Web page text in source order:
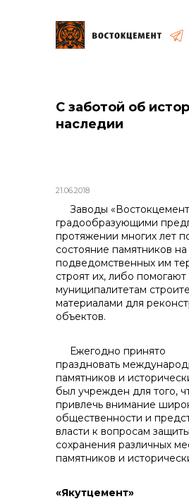
общая информация
объявленные
реализация
контакты отдела
С заботой об
наследии
21.06.2018
Заводы
градообразующими
протяжении многих лет
состояние памятников на
подведомственных им
строят их, либо помогают
муниципалитетам
материалами для
объектов.
Ежегодно принято
праздновать
памятников и
был учрежден для того,
привлечь внимание
общественности и
власти к вопросам
сохранения различных
памятников и
«Якутцемент»